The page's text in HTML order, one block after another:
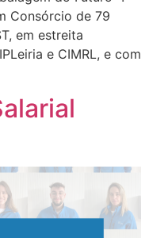
Consórcio de 79
em estreita
e CIMRL, e com